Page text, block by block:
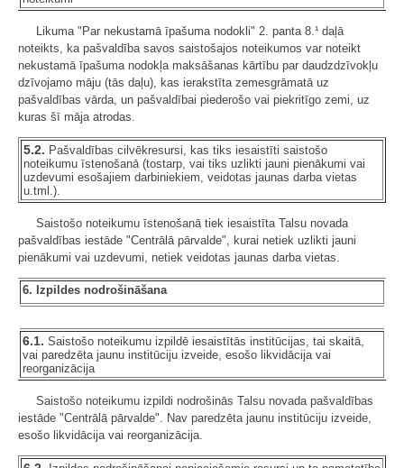
Likuma "Par nekustamā īpašuma nodokli" 2. panta 8.¹ daļā
noteikts, ka pašvaldība savos saistošajos noteikumos var noteikt
nekustamā īpašuma nodokļa maksāšanas kārtību par daudzdzīvokļu
dzīvojamo māju (tās daļu), kas ierakstīta zemesgrāmatā uz
pašvaldības vārda, un pašvaldībai piederošo vai piekritīgo zemi, uz
kuras šī māja atrodas.
5.2. Pašvaldības cilvēkresursi, kas tiks iesaistīti saistošo
noteikumu īstenošanā (tostarp, vai tiks uzlikti jauni pienākumi vai
uzdevumi esošajiem darbiniekiem, veidotas jaunas darba vietas
u.tml.).
Saistošo noteikumu īstenošanā tiek iesaistīta Talsu novada
pašvaldības iestāde "Centrālā pārvalde", kurai netiek uzlikti jauni
pienākumi vai uzdevumi, netiek veidotas jaunas darba vietas.
6. Izpildes nodrošināšana
6.1. Saistošo noteikumu izpildē iesaistītās institūcijas, tai skaitā,
vai paredzēta jaunu institūciju izveide, esošo likvidācija vai
reorganizācija
Saistošo noteikumu izpildi nodrošinās Talsu novada pašvaldības
iestāde "Centrālā pārvalde". Nav paredzēta jaunu institūciju izveide,
esošo likvidācija vai reorganizācija.